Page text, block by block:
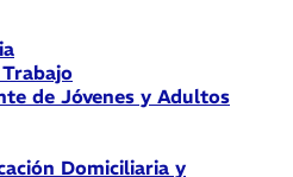
de Jóvenes y Adultos
Domiciliaria y